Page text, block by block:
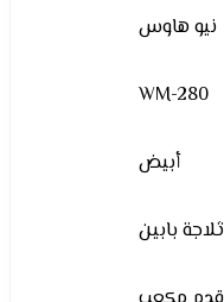
نيو هاوس
WM-280
أبيض
ثلاجة بابين